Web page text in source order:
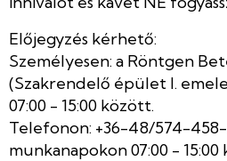
Előjegyzés kérhető:
Személyesen: a Röntgen
(Szakrendelő épület I.
07:00 - 15:00 között.
Telefonon: +36-48/574-
munkanapokon 07:00 -